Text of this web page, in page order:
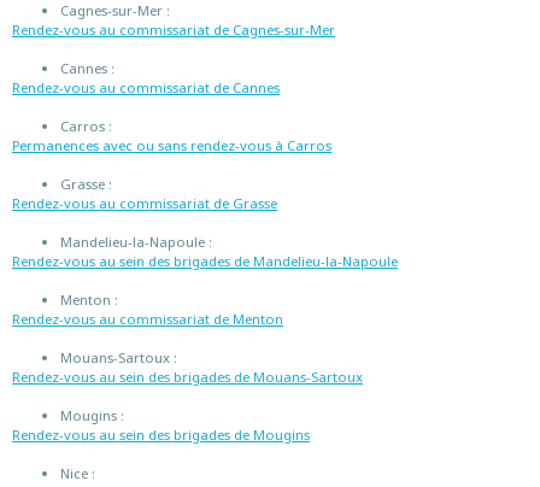
Cagnes-sur-Mer :
Rendez-vous au commissariat de Cagnes-sur-Mer
Cannes :
Rendez-vous au commissariat de Cannes
Carros :
Permanences avec ou sans rendez-vous à Carros
Grasse :
Rendez-vous au commissariat de Grasse
Mandelieu-la-Napoule :
Rendez-vous au sein des brigades de Mandelieu-la-Napoule
Menton :
Rendez-vous au commissariat de Menton
Mouans-Sartoux :
Rendez-vous au sein des brigades de Mouans-Sartoux
Mougins :
Rendez-vous au sein des brigades de Mougins
Nice :